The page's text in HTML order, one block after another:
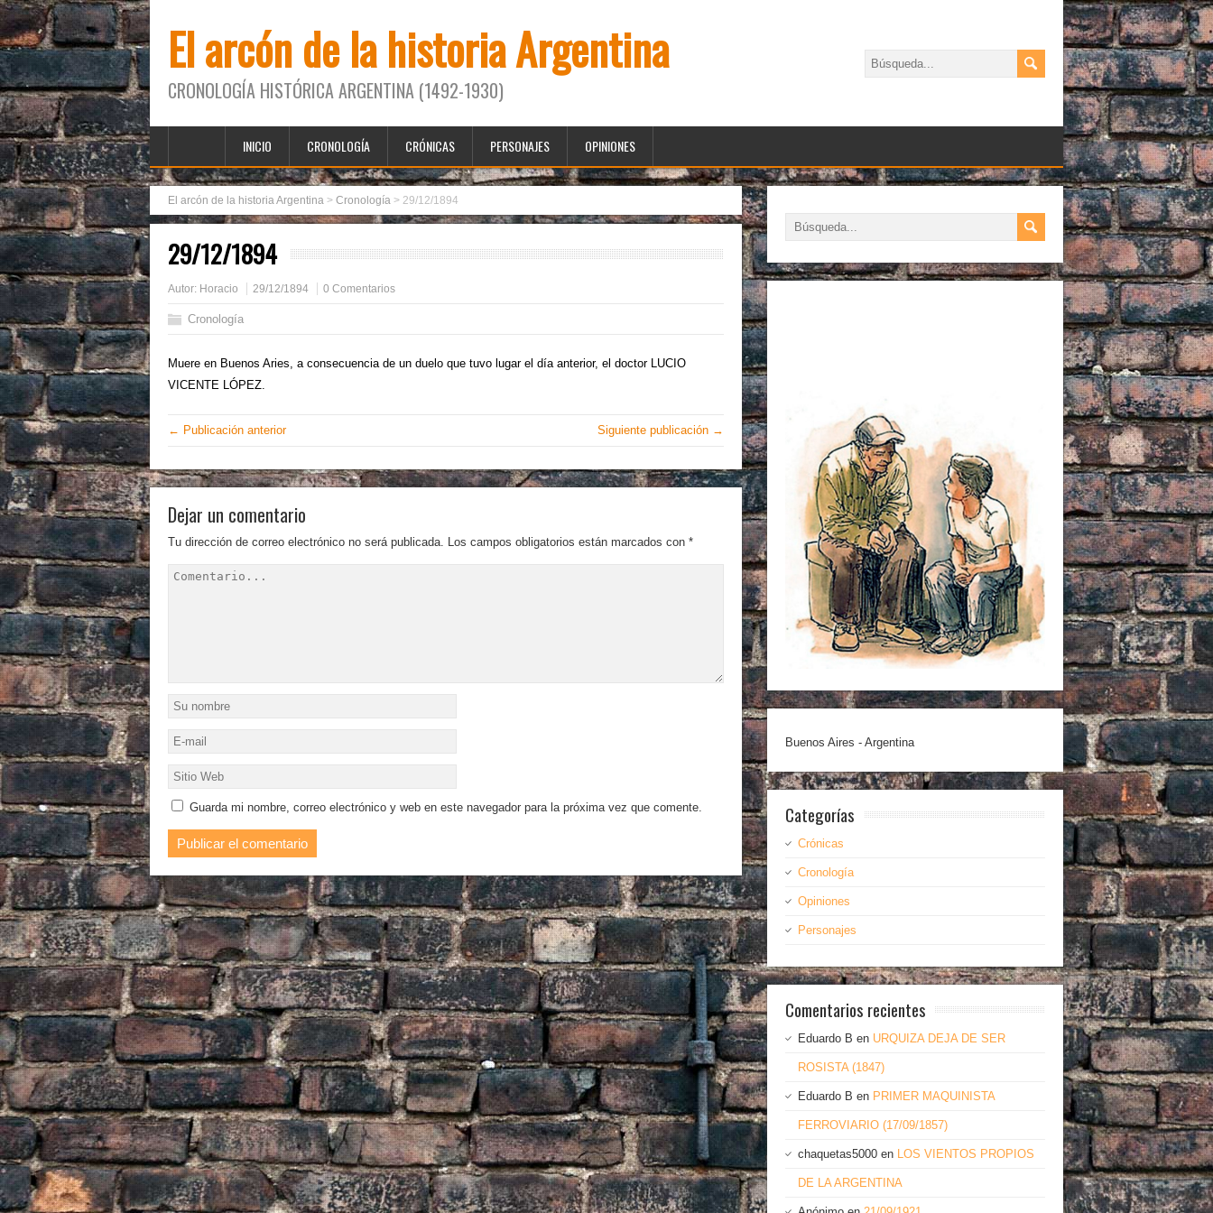
El arcón de la historia Argentina
CRONOLOGÍA HISTÓRICA ARGENTINA (1492-1930)
INICIO CRONOLOGÍA CRÓNICAS PERSONAJES OPINIONES
El arcón de la historia Argentina > Cronología > 29/12/1894
29/12/1894
Autor: Horacio 29/12/1894 0 Comentarios
Cronología
Muere en Buenos Aries, a consecuencia de un duelo que tuvo lugar el día anterior, el doctor LUCIO
VICENTE LÓPEZ.
← Publicación anterior Siguiente publicación →
Dejar un comentario
Tu dirección de correo electrónico no será publicada. Los campos obligatorios están marcados con *
Guarda mi nombre, correo electrónico y web en este navegador para la próxima vez que comente.
Buenos Aires - Argentina
Categorías
Crónicas
Cronología
Opiniones
Personajes
Comentarios recientes
Eduardo B en URQUIZA DEJA DE SER
ROSISTA (1847)
Eduardo B en PRIMER MAQUINISTA
FERROVIARIO (17/09/1857)
chaquetas5000 en LOS VIENTOS PROPIOS
DE LA ARGENTINA